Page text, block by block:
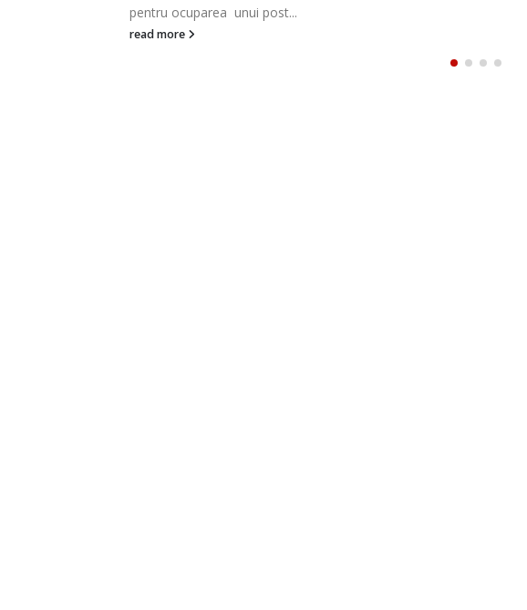
doua posturi vacante de...
read more